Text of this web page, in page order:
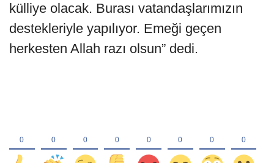
külliye olacak. Burası vatandaşlarımızın
destekleriyle yapılıyor. Emeği geçen
herkesten Allah razı olsun” dedi.